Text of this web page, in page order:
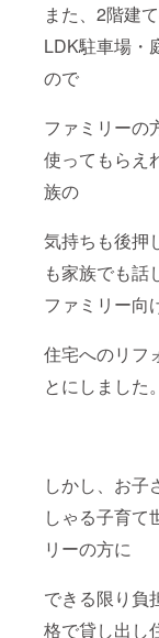
また、2階建
LDK駐車場・
ので
ファミリーの
使ってもらえ
族の
気持ちも後押
も家族でも話
ファミリー向
住宅へのリフ
とにしました。
しかし、お子
しゃる子育て
リーの方に
できる限り負
格で貸し出し